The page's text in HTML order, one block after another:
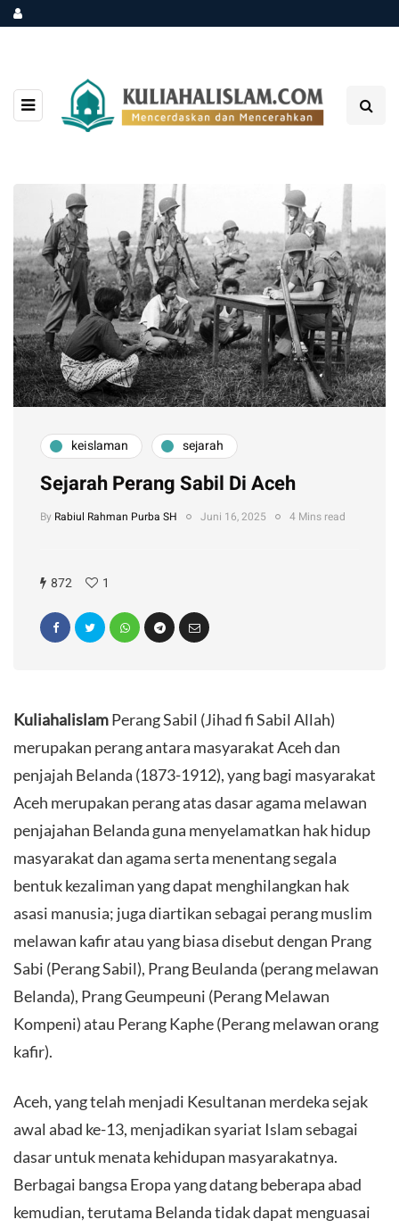
keislaman sejarah
Sejarah Perang Sabil Di Aceh
By Rabiul Rahman Purba SH Juni 16, 2025 4 Mins read
872 1
KuliahalislamPerang Sabil (Jihad fi Sabil Allah)
merupakan perang antara masyarakat Aceh dan
penjajah Belanda (1873-1912), yang bagi masyarakat
Aceh merupakan perang atas dasar agama melawan
penjajahan Belanda guna menyelamatkan hak hidup
masyarakat dan agama serta menentang segala
bentuk kezaliman yang dapat menghilangkan hak
asasi manusia; juga diartikan sebagai perang muslim
melawan kafir atau yang biasa disebut dengan Prang
Sabi (Perang Sabil), Prang Beulanda (perang melawan
Belanda), Prang Geumpeuni (Perang Melawan
Kompeni) atau Perang Kaphe (Perang melawan orang
kafir).
Aceh, yang telah menjadi Kesultanan merdeka sejak
awal abad ke-13, menjadikan syariat Islam sebagai
dasar untuk menata kehidupan masyarakatnya.
Berbagai bangsa Eropa yang datang beberapa abad
kemudian, terutama Belanda tidak dapat menguasai